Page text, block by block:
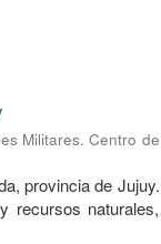
Militares. Centro de
provincia de Jujuy.
recursos naturales,